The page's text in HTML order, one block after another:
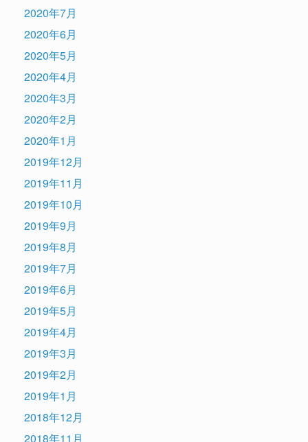
2020年7月
2020年6月
2020年5月
2020年4月
2020年3月
2020年2月
2020年1月
2019年12月
2019年11月
2019年10月
2019年9月
2019年8月
2019年7月
2019年6月
2019年5月
2019年4月
2019年3月
2019年2月
2019年1月
2018年12月
2018年11月